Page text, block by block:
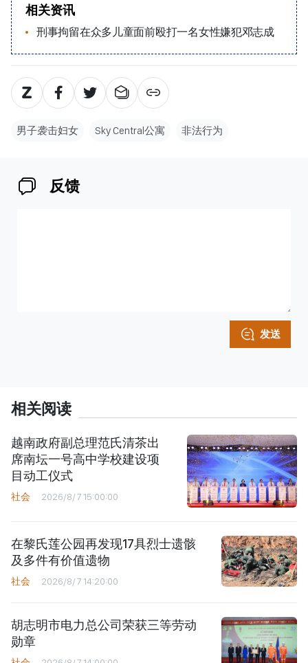
相关资讯
刑事拘留在众多儿童面前殴打一名女性嫌犯邓志成
男子袭击妇女 Sky Central公寓 非法行为
反馈
发送
相关阅读
越南政府副总理范氏清茶出
席南坛一号高中学校建设项
目动工仪式
社会 2026/8/7 15:00:00
在黎氏莲公园再发现17具烈士遗骸
及多件有价值遗物
社会 2026/8/7 14:20:00
胡志明市电力总公司荣获三等劳动
勋章